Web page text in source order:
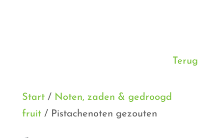
Terug
Start/ Noten, zaden & gedroogd
fruit/ Pistachenoten gezouten